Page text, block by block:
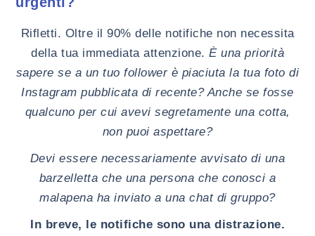
Rifletti. Oltre il 90% delle notifiche non necessita
della tua immediata attenzione. È una priorità
sapere se a un tuo follower è piaciuta la tua foto di
Instagram pubblicata di recente? Anche se fosse
qualcuno per cui avevi segretamente una cotta,
non puoi aspettare?
Devi essere necessariamente avvisato di una
barzelletta che una persona che conosci a
malapena ha inviato a una chat di gruppo?
In breve, le notifiche sono una distrazione.